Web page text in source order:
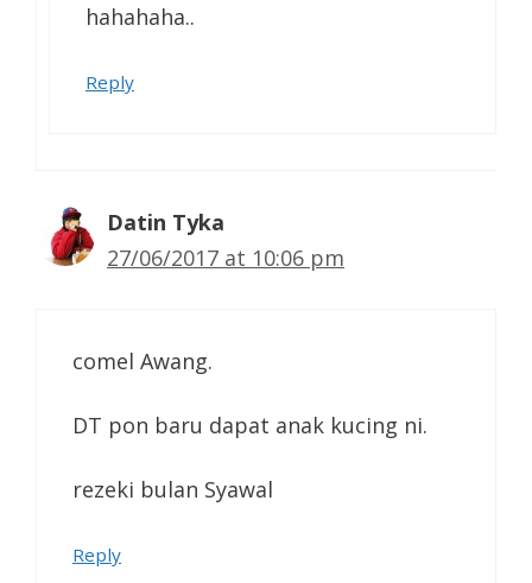
hahahaha..
Reply
Datin Tyka
27/06/2017 at 10:06 pm
comel Awang.
DT pon baru dapat anak kucing ni.
rezeki bulan Syawal
Reply